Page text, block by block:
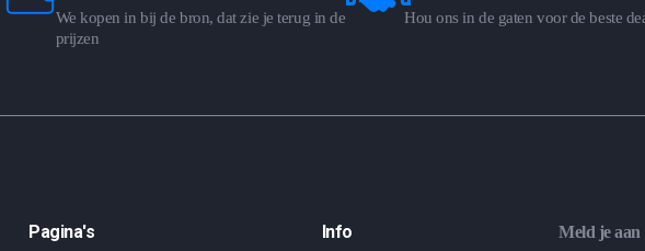
We kopen in bij de bron, dat zie je terug in de
prijzen
Hou ons in de gaten voor de beste
Pagina's Info Meld je aan